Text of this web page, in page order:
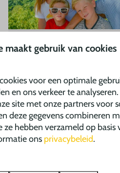
maakt gebruik van cookies
voor een optimale
en ons verkeer te
site met onze partners voor
deze gegevens combineren
ze hebben verzameld op
ons privacybeleid.